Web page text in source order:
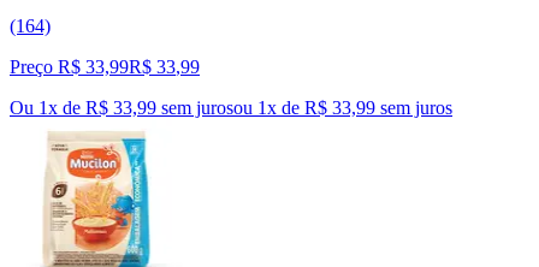
(164)
Preço R$ 33,99R$ 33,99
Ou 1x de R$ 33,99 sem jurosou 1x de R$ 33,99 sem juros